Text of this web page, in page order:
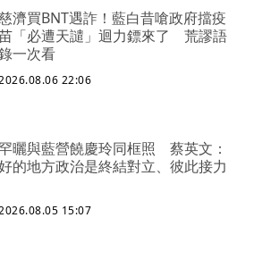
濟買BNT遇詐！藍白昔嗆政府擋疫
「必遭天譴」迴力鏢來了 荒謬語
一次看
22:06
曬與藍營饒慶玲同框照 蔡英文：
的地方政治是終結對立、彼此接力
15:07